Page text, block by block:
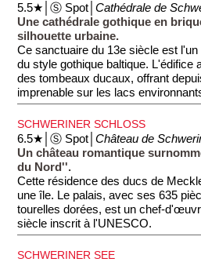
5.5★│Ⓢ Spot│Cathédrale de
Une cathédrale gothique en
silhouette urbaine.
Ce sanctuaire du 13e siècle est
du style gothique baltique. L'édifice
des tombeaux ducaux, offrant
imprenable sur les lacs
SCHWERINER SCHLOSS
6.5★│Ⓢ Spot│Château de
Un château romantique
du Nord''.
Cette résidence des ducs de
une île. Le palais, avec ses 635
tourelles dorées, est un chef-
siècle inscrit à l'UNESCO.
SCHWERINER SEE